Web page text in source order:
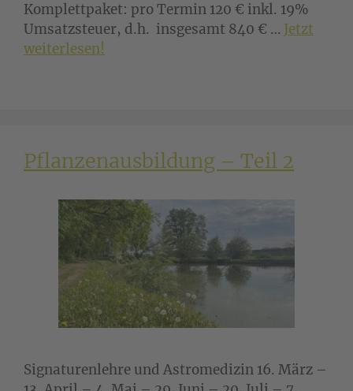
Komplettpaket: pro Termin 120 € inkl. 19%
Umsatzsteuer, d.h. insgesamt 840 € … Jetzt
weiterlesen!
Pflanzenausbildung – Teil 2
Signaturenlehre und Astromedizin 16. März –